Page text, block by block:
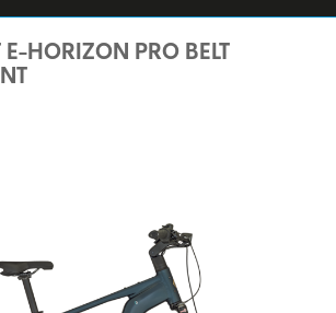
HORIZON PRO BELT